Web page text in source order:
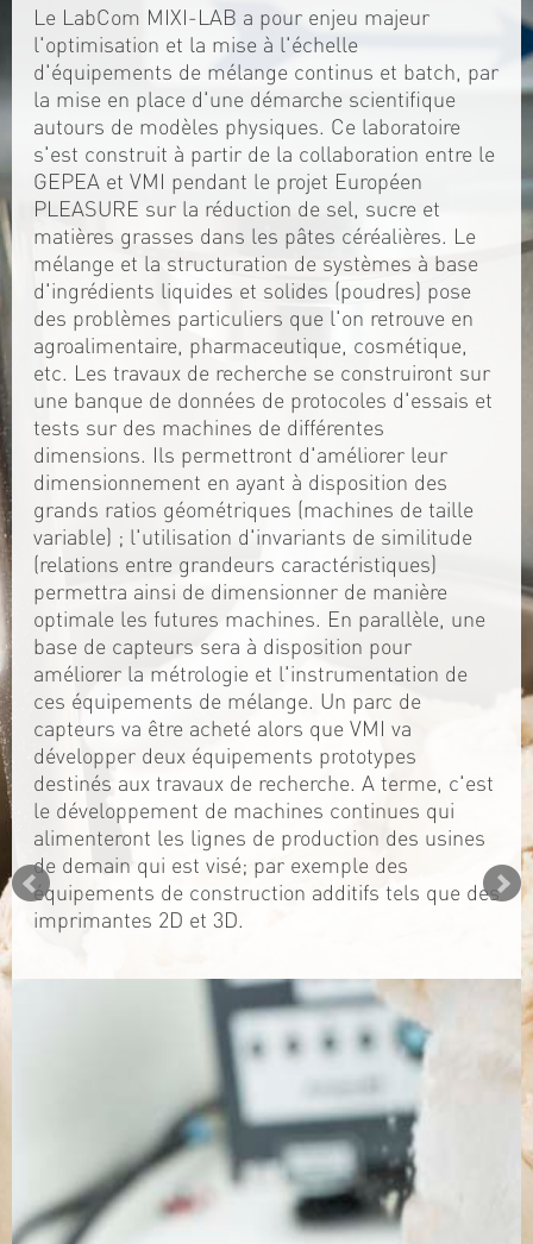
SITE WEB
TÉLÉCHARGEZ LA PLAQUETTE
Le LabCom MIXI-LAB a pour enjeu majeur
l'optimisation et la mise à l'échelle
d'équipements de mélange continus et batch, par
la mise en place d'une démarche scientifique
autours de modèles physiques. Ce laboratoire
s'est construit à partir de la collaboration entre le
GEPEA et VMI pendant le projet Européen
PLEASURE sur la réduction de sel, sucre et
matières grasses dans les pâtes céréalières. Le
mélange et la structuration de systèmes à base
d'ingrédients liquides et solides (poudres) pose
des problèmes particuliers que l'on retrouve en
agroalimentaire, pharmaceutique, cosmétique,
etc. Les travaux de recherche se construiront sur
une banque de données de protocoles d'essais et
tests sur des machines de différentes
dimensions. Ils permettront d'améliorer leur
dimensionnement en ayant à disposition des
grands ratios géométriques (machines de taille
variable) ; l'utilisation d'invariants de similitude
(relations entre grandeurs caractéristiques)
permettra ainsi de dimensionner de manière
optimale les futures machines. En parallèle, une
base de capteurs sera à disposition pour
améliorer la métrologie et l'instrumentation de
ces équipements de mélange. Un parc de
capteurs va être acheté alors que VMI va
développer deux équipements prototypes
destinés aux travaux de recherche. A terme, c'est
le développement de machines continues qui
alimenteront les lignes de production des usines
de demain qui est visé; par exemple des
équipements de construction additifs tels que des
imprimantes 2D et 3D.